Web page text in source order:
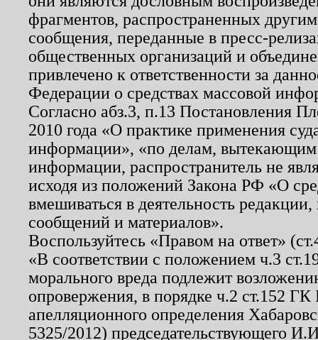
фрагментов, распространенных
сообщения, переданные в пресс-
общественных организаций и
привлечено к ответственности за
Федерации о средствах массовой
Согласно абз.3, п.13 Постановления
2010 года «О практике применения
информации», «по делам, вытекающим
информации, распространитель не
исходя из положений Закона РФ «О
вмешиваться в деятельность
сообщений и материалов».
Воспользуйтесь «Правом на ответ»
«В соответствии с положением ч.3
морального вреда подлежит
опровержения, в порядке ч.2 ст.152
апелляционного определения
5325/2012) председательствующего